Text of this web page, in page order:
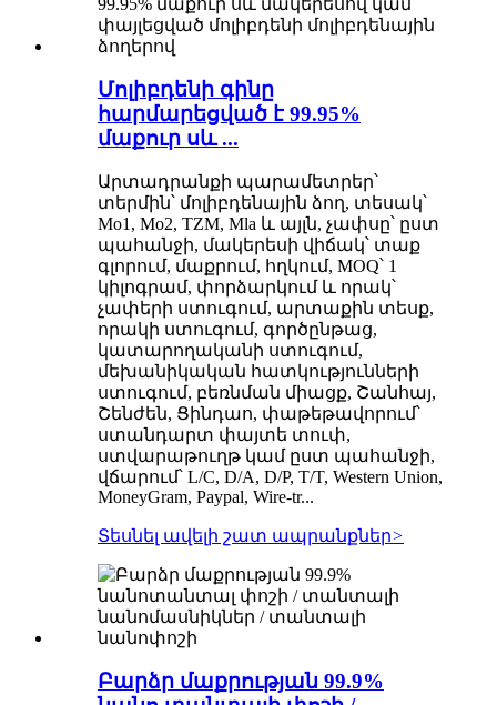
Մոլիբդենի գինը
հարմարեցված է 99.95%
մաքուր սև ...
Արտադրանքի պարամետրեր՝
տերմին՝ մոլիբդենային ձող, տեսակ՝
Mo1, Mo2, TZM, Mla և այլն, չափսը՝ ըստ
պահանջի, մակերեսի վիճակ՝ տաք
գլորում, մաքրում, հղկում, MOQ՝ 1
կիլոգրամ, փորձարկում և որակ՝
չափերի ստուգում, արտաքին տեսք,
որակի ստուգում, գործընթաց,
կատարողականի ստուգում,
մեխանիկական հատկությունների
ստուգում, բեռնման միացք, Շանհայ,
Շենժեն, Ցինդաո, փաթեթավորում՝
ստանդարտ փայտե տուփ,
ստվարաթուղթ կամ ըստ պահանջի,
վճարում՝ L/C, D/A, D/P, T/T, Western Union,
MoneyGram, Paypal, Wire-tr...
Տեսնել ավելի շատ ապրանքներ>
Բարձր մաքրության 99.9%